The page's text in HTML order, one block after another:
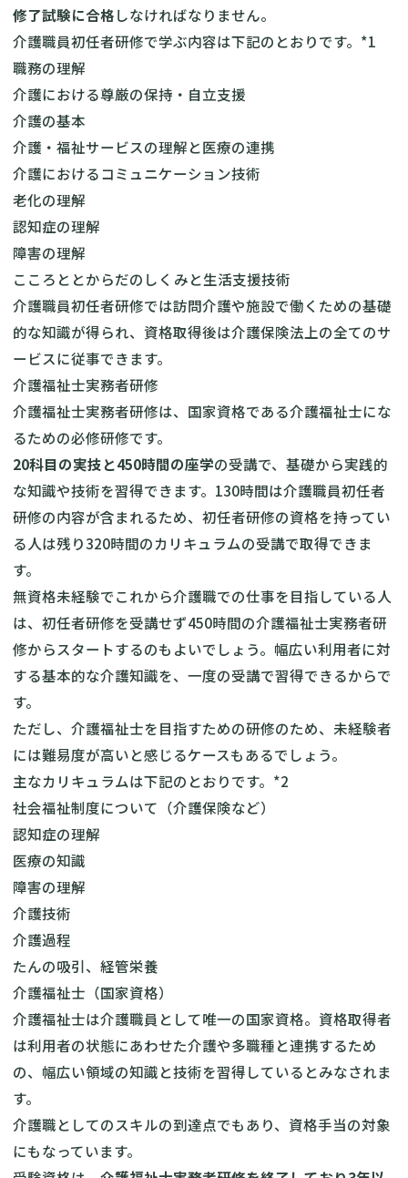
修了試験に合格しなければなりません。
介護職員初任者研修で学ぶ内容は下記のとおりです。*1
職務の理解
介護における尊厳の保持・自立支援
介護の基本
介護・福祉サービスの理解と医療の連携
介護におけるコミュニケーション技術
老化の理解
認知症の理解
障害の理解
こころととからだのしくみと生活支援技術
介護職員初任者研修では訪問介護や施設で働くための基礎
的な知識が得られ、資格取得後は介護保険法上の全てのサ
ービスに従事できます。
介護福祉士実務者研修
介護福祉士実務者研修は、国家資格である介護福祉士にな
るための必修研修です。
20科目の実技と450時間の座学の受講で、基礎から実践的
な知識や技術を習得できます。130時間は介護職員初任者
研修の内容が含まれるため、初任者研修の資格を持ってい
る人は残り320時間のカリキュラムの受講で取得できま
す。
無資格未経験でこれから介護職での仕事を目指している人
は、初任者研修を受講せず450時間の介護福祉士実務者研
修からスタートするのもよいでしょう。幅広い利用者に対
する基本的な介護知識を、一度の受講で習得できるからで
す。
ただし、介護福祉士を目指すための研修のため、未経験者
には難易度が高いと感じるケースもあるでしょう。
主なカリキュラムは下記のとおりです。*2
社会福祉制度について（介護保険など）
認知症の理解
医療の知識
障害の理解
介護技術
介護過程
たんの吸引、経管栄養
介護福祉士（国家資格）
介護福祉士は介護職員として唯一の国家資格。資格取得者
は利用者の状態にあわせた介護や多職種と連携するため
の、幅広い領域の知識と技術を習得しているとみなされま
す。
介護職としてのスキルの到達点でもあり、資格手当の対象
にもなっています。